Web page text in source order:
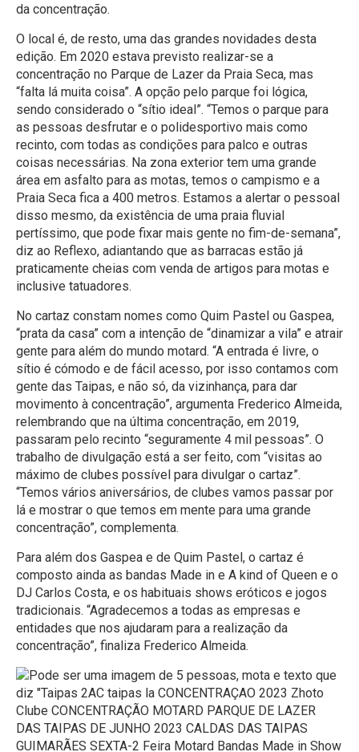
da concentração.
O local é, de resto, uma das grandes novidades desta
edição. Em 2020 estava previsto realizar-se a
concentração no Parque de Lazer da Praia Seca, mas
“falta lá muita coisa”. A opção pelo parque foi lógica,
sendo considerado o “sítio ideal”. “Temos o parque para
as pessoas desfrutar e o polidesportivo mais como
recinto, com todas as condições para palco e outras
coisas necessárias. Na zona exterior tem uma grande
área em asfalto para as motas, temos o campismo e a
Praia Seca fica a 400 metros. Estamos a alertar o pessoal
disso mesmo, da existência de uma praia fluvial
pertíssimo, que pode fixar mais gente no fim-de-semana”,
diz ao Reflexo, adiantando que as barracas estão já
praticamente cheias com venda de artigos para motas e
inclusive tatuadores.
No cartaz constam nomes como Quim Pastel ou Gaspea,
“prata da casa” com a intenção de “dinamizar a vila” e atrair
gente para além do mundo motard. “A entrada é livre, o
sítio é cómodo e de fácil acesso, por isso contamos com
gente das Taipas, e não só, da vizinhança, para dar
movimento à concentração”, argumenta Frederico Almeida,
relembrando que na última concentração, em 2019,
passaram pelo recinto “seguramente 4 mil pessoas”. O
trabalho de divulgação está a ser feito, com “visitas ao
máximo de clubes possível para divulgar o cartaz”.
“Temos vários aniversários, de clubes vamos passar por
lá e mostrar o que temos em mente para uma grande
concentração”, complementa.
Para além dos Gaspea e de Quim Pastel, o cartaz é
composto ainda as bandas Made in e A kind of Queen e o
DJ Carlos Costa, e os habituais shows eróticos e jogos
tradicionais. “Agradecemos a todas as empresas e
entidades que nos ajudaram para a realização da
concentração”, finaliza Frederico Almeida.